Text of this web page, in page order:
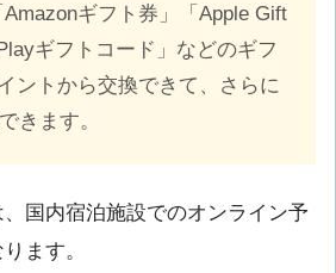
ギフト券」「Apple Gift
ギフトコード」などのギフ
ントから交換できて、さらに
きます。
国内宿泊施設でのオンライン予
ます。